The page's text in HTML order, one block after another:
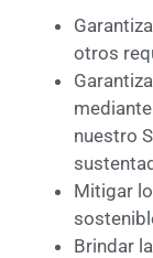
otros
nuestro
Mitigar
Brindar